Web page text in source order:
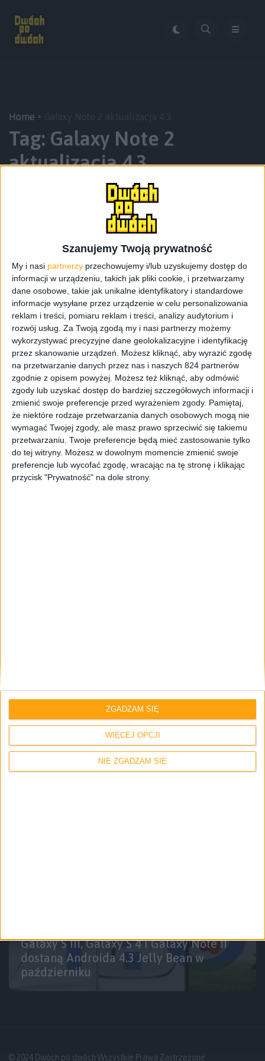
Szanujemy Twoją prywatność
My i nasi partnerzy przechowujemy i/lub uzyskujemy dostęp do
informacji w urządzeniu, takich jak pliki cookie, i przetwarzamy
dane osobowe, takie jak unikalne identyfikatory i standardowe
informacje wysyłane przez urządzenie w celu personalizowania
reklam i treści, pomiaru reklam i treści, analizy audytorium i
rozwój usług. Za Twoją zgodą my i nasi partnerzy możemy
wykorzystywać precyzyjne dane geolokalizacyjne i identyfikację
przez skanowanie urządzeń. Możesz kliknąć, aby wyrazić zgodę
na przetwarzanie danych przez nas i naszych 824 partnerów
zgodnie z opisem powyżej. Możesz też kliknąć, aby odmówić
zgody lub uzyskać dostęp do bardziej szczegółowych informacji i
zmienić swoje preferencje przed wyrażeniem zgody. Pamiętaj,
że niektóre rodzaje przetwarzania danych osobowych mogą nie
wymagać Twojej zgody, ale masz prawo sprzeciwić się takiemu
przetwarzaniu. Twoje preferencje będą mieć zastosowanie tylko
do tej witryny. Możesz w dowolnym momencie zmienić swoje
preferencje lub wycofać zgodę, wracając na tę stronę i klikając
przycisk "Prywatność" na dole strony.
WIĘCEJ OPCJI
NIE ZGADZAM SIĘ
ZGADZAM SIĘ
Home
Tag: Galaxy Note 2
aktualizacja 4.3
Smartfony
Ruszył proces oficjalnej aktualizacji
Galaxy Note II do Androida 4.3 Jelly Bean
Smartfony
Samsung rozpoczął testy Androida 4.3
Galaxy S III, Galaxy S 4 i Galaxy Note II
dostaną Androida 4.3 Jelly Bean w
październiku
© 2024 Dwóch po dwóch Wszystkie Prawa Zastrzeżone